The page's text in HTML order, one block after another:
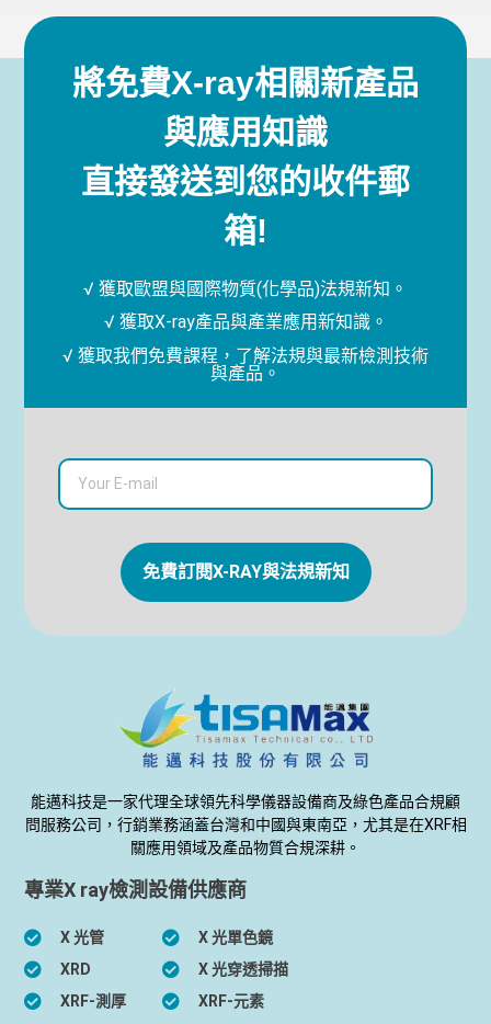
將免費X-ray相關新產品
與應用知識
直接發送到您的收件郵
箱!
√ 獲取歐盟與國際物質(化學品)法規新知。
√ 獲取X-ray產品與產業應用新知識。
√ 獲取我們免費課程，了解法規與最新檢測技術
與產品。
免費訂閱X-RAY與法規新知
能邁科技是一家代理全球領先科學儀器設備商及綠色產品合規顧
問服務公司，行銷業務涵蓋台灣和中國與東南亞，尤其是在XRF相
關應用領域及產品物質合規深耕。
專業X ray檢測設備供應商
X 光管
XRD
XRF-測厚
X 光單色鏡
X 光穿透掃描
XRF-元素